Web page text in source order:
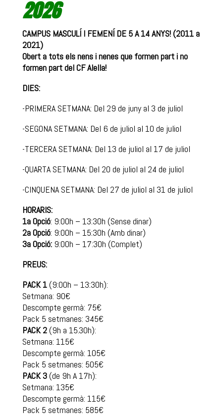
2026
CAMPUS MASCULÍ I FEMENÍ DE 5 A 14 ANYS! (2011 a
2021)
Obert a tots els nens i nenes que formen part i no
formen part del CF Alella!
DIES:
-PRIMERA SETMANA: Del 29 de juny al 3 de juliol
-SEGONA SETMANA: Del 6 de juliol al 10 de juliol
-TERCERA SETMANA: Del 13 de juliol al 17 de juliol
-QUARTA SETMANA: Del 20 de juliol al 24 de juliol
-CINQUENA SETMANA: Del 27 de juliol al 31 de juliol
HORARIS:
1a Opció: 9:00h – 13:30h (Sense dinar)
2a Opció: 9:00h – 15:30h (Amb dinar)
3a Opció:9:00h – 17:30h (Complet)
PREUS:
PACK 1(9:00h – 13:30h):
Setmana: 90€
Descompte germà: 75€
Pack 5 setmanes: 345€
PACK 2(9h a 15.30h):
Setmana: 115€
Descompte germà: 105€
Pack 5 setmanes: 505€
PACK 3(de 9h A 17h):
Setmana: 135€
Descompte germà: 115€
Pack 5 setmanes: 585€